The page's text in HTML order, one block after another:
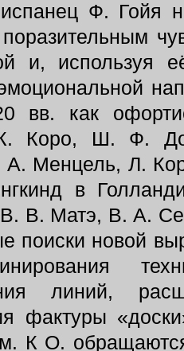
Ф. Гойя
и, используя
вв. как
Коро, Ш. Ф.
А. Менцель, Л.
в
В. Матэ, В. А.
поиски новой
линий,
фактуры
К О.